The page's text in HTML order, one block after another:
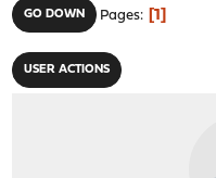
GO DOWN Pages 1
USER ACTIONS